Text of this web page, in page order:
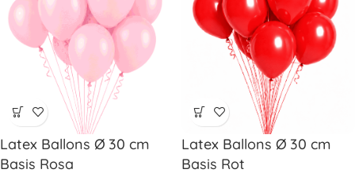
Latex Ballons Ø 30 cm
Basis Rosa
Latex Ballons Ø 30 cm
Basis Rot